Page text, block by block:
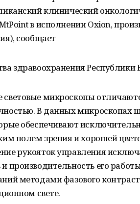
клинический
в исполнении Oxion,
сообщает
здравоохранения Республики
микроскопы
В данных микроскопах
обеспечивают
полем зрения и хорошей
рукояток управления
производительность его
методами фазового
свете.